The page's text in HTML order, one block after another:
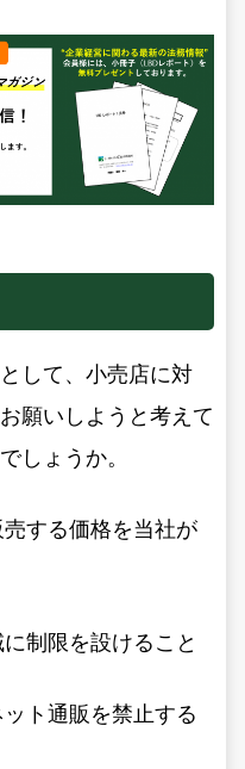
して、小売店に対
願いしようと考えて
しょうか。
する価格を当社が
制限を設けること
ト通販を禁止する